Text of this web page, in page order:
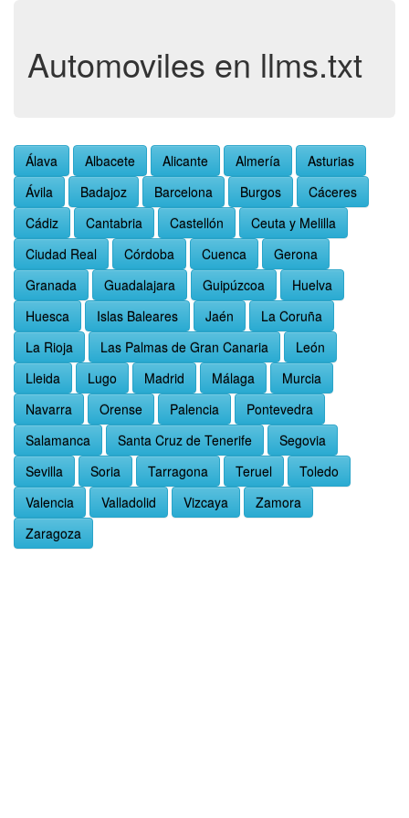
Automoviles en llms.txt
Álava Albacete Alicante Almería
Asturias
Ávila
Badajoz Barcelona Burgos
Cáceres
Cádiz
Cantabria Castellón
Ceuta y Melilla
Ciudad Real
Córdoba Cuenca
Gerona
Granada
Guadalajara Guipúzcoa
Huelva
Huesca
Islas Baleares Jaén
La Coruña
La Rioja
Las Palmas de Gran Canaria
León
Lleida
Lugo Madrid Málaga
Murcia
Navarra
Orense Palencia
Pontevedra
Salamanca
Santa Cruz de Tenerife
Segovia
Sevilla
Soria Tarragona Teruel
Toledo
Valencia
Valladolid Vizcaya
Zamora
Zaragoza